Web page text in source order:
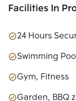
Facilities In
24 Hours
Swimming
Gym, Fitness
Garden, BBQ